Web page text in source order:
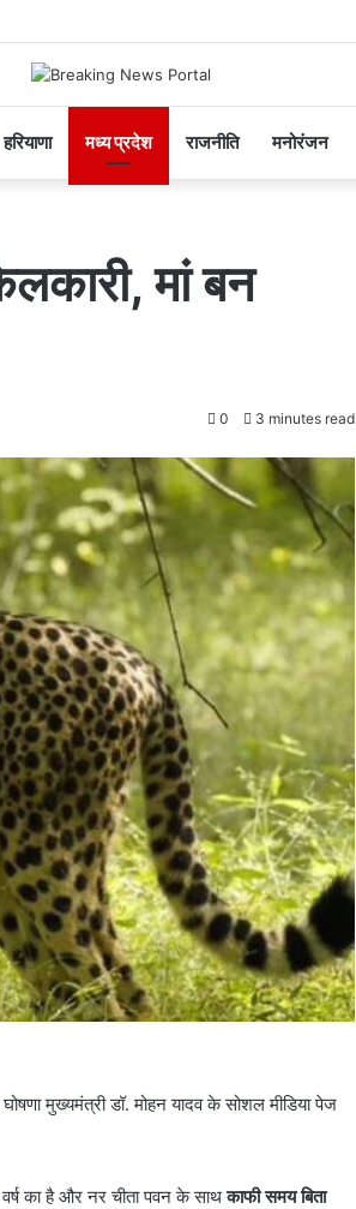
हरियाणा मध्य प्रदेश राजनीति मनोरंजन
मां बन
0 3 minutes read
मुख्यमंत्री डॉ. मोहन यादव के सोशल मीडिया पेज
का है और नर चीता पवन के साथकाफी समय बिता